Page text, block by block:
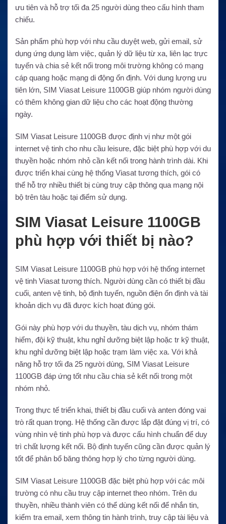
ưu tiên và hỗ trợ tối đa 25 người dùng theo cấu hình tham
chiếu.
Sản phẩm phù hợp với nhu cầu duyệt web, gửi email, sử
dụng ứng dụng làm việc, quản lý dữ liệu từ xa, liên lạc trực
tuyến và chia sẻ kết nối trong môi trường không có mạng
cáp quang hoặc mạng di động ổn định. Với dung lượng ưu
tiên lớn, SIM Viasat Leisure 1100GB giúp nhóm người dùng
có thêm không gian dữ liệu cho các hoạt động thường
ngày.
SIM Viasat Leisure 1100GB được định vị như một gói
internet vệ tinh cho nhu cầu leisure, đặc biệt phù hợp với du
thuyền hoặc nhóm nhỏ cần kết nối trong hành trình dài. Khi
được triển khai cùng hệ thống Viasat tương thích, gói có
thể hỗ trợ nhiều thiết bị cùng truy cập thông qua mạng nội
bộ trên tàu hoặc tại điểm sử dụng.
SIM Viasat Leisure 1100GB
phù hợp với thiết bị nào?
SIM Viasat Leisure 1100GB phù hợp với hệ thống internet
vệ tinh Viasat tương thích. Người dùng cần có thiết bị đầu
cuối, anten vệ tinh, bộ định tuyến, nguồn điện ổn định và tài
khoản dịch vụ đã được kích hoạt đúng gói.
Gói này phù hợp với du thuyền, tàu dịch vụ, nhóm thám
hiểm, đội kỹ thuật, khu nghỉ dưỡng biệt lập hoặc tr kỹ thuật,
khu nghỉ dưỡng biệt lập hoặc trạm làm việc xa. Với khả
năng hỗ trợ tối đa 25 người dùng, SIM Viasat Leisure
1100GB đáp ứng tốt nhu cầu chia sẻ kết nối trong một
nhóm nhỏ.
Trong thực tế triển khai, thiết bị đầu cuối và anten đóng vai
trò rất quan trọng. Hệ thống cần được lắp đặt đúng vị trí, có
vùng nhìn vệ tinh phù hợp và được cấu hình chuẩn để duy
trì chất lượng kết nối. Bộ định tuyến cũng cần được quản lý
tốt để phân bổ băng thông hợp lý cho từng người dùng.
SIM Viasat Leisure 1100GB đặc biệt phù hợp với các môi
trường có nhu cầu truy cập internet theo nhóm. Trên du
thuyền, nhiều thành viên có thể dùng kết nối để nhắn tin,
kiểm tra email, xem thông tin hành trình, truy cập tài liệu và